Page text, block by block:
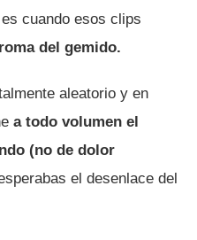
cuando esos clips
del gemido.
aleatorio y en
a todo volumen el
(no de dolor
el desenlace del